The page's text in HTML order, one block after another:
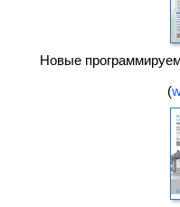
Новые
(